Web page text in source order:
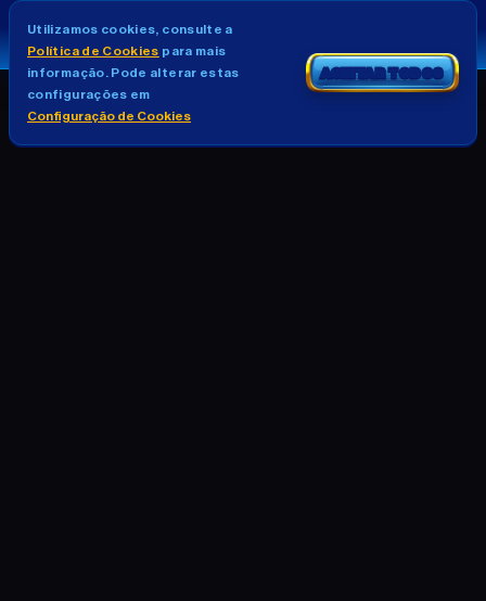
Utilizamos cookies, consulte a
Política de Cookies para mais
informação. Pode alterar estas
configurações em
Configuração de Cookies
ACEITAR TODOS